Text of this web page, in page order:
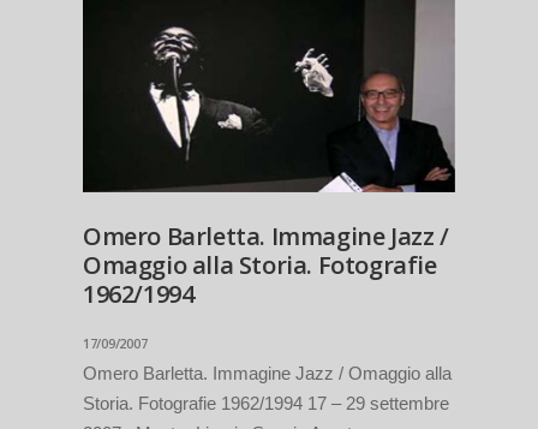
Omero Barletta. Immagine Jazz /
Omaggio alla Storia. Fotografie
1962/1994
17/09/2007
Omero Barletta. Immagine Jazz / Omaggio alla
Storia. Fotografie 1962/1994 17 – 29 settembre